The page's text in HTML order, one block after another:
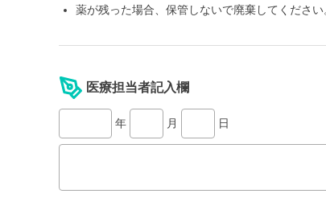
薬が残った場合、保管しないで廃棄してください
医療担当者記入欄
年 月 日